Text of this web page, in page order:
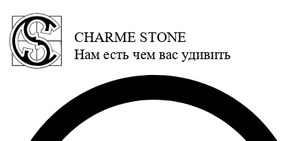
CHARME STONE
Нам есть чем вас удивить